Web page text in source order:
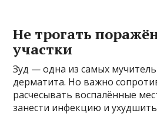
Не трогать
участки
Зуд — одна из самых
дерматита. Но важно
расчесывать воспалённые
занести инфекцию и